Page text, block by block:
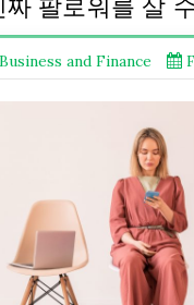
팔로워를 살
Business and Finance